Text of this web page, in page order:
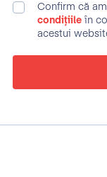
Confirm că
condițiile în
acestui